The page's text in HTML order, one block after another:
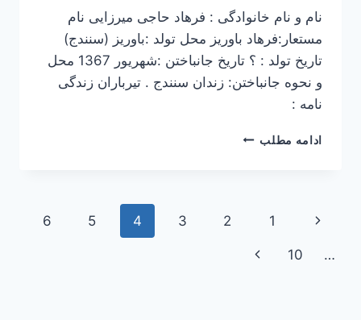
نام و نام خانوادگی : فرهاد حاجی میرزایی نام
مستعار:فرهاد باوریز محل تولد :باوریز (سنندج)
تاریخ تولد : ؟ تاریخ جانباختن :شهریور 1367 محل
و نحوه جانباختن: زندان سنندج . تیرباران زندگی
نامه :
ادامه مطلب فرهاد
پیمایش
صفحه
برگهٔ
قبلی
1
2
3
4
5
6
…
10
برگۀ